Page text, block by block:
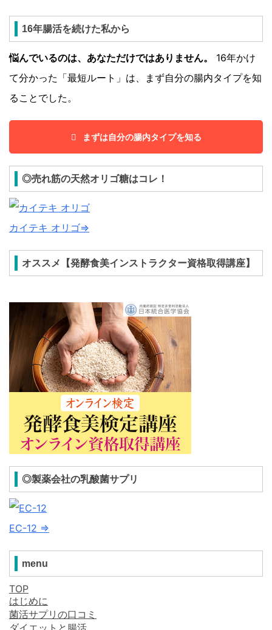
16年腸活を続けた私から
悩んでいるのは、あなただけではありません。
16年かけ
て分かった「最短ルート」は、まず自分の腸内タイプを知
ることでした。
まずは自分の腸内タイプを知る
◎売れ筋の天然オリゴ糖はコレ！
カイテキ オリゴ⇒
オススメ【発酵食美インストラクター資格取得講座】
◎製薬会社の乳酸菌サプリ
EC-12 ⇒
menu
TOP
はじめに
菌活サプリの口コミ